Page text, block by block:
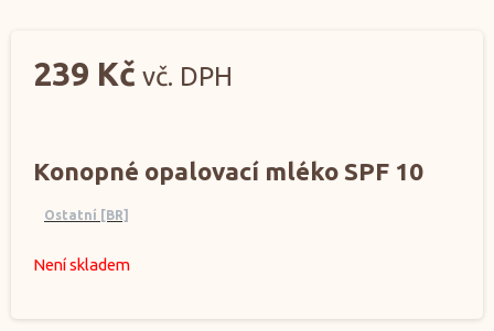
239 Kč vč. DPH
Konopné opalovací mléko SPF 10
Ostatní [BR]
Není skladem